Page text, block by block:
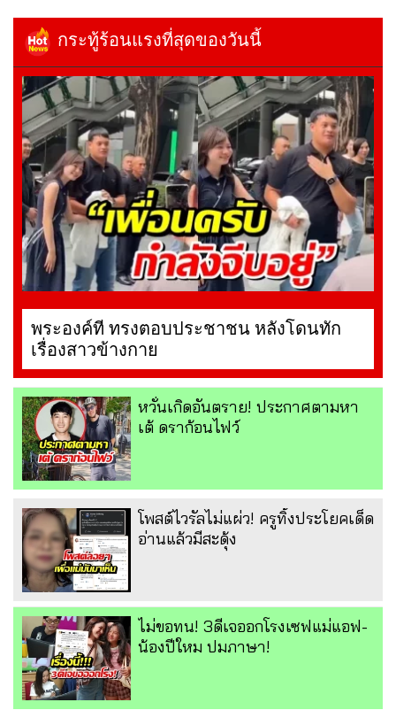
กระทู้ร้อนแรงที่สุดของวันนี้
พระองค์ที ทรงตอบประชาชน หลังโดนทัก
เรื่องสาวข้างกาย
หวั่นเกิดอันตราย! ประกาศตามหา
เต้ ดราก้อนไฟว์
โพสต์ไวรัลไม่แผ่ว! ครูทิ้งประโยคเด็ด
อ่านแล้วมีสะดุ้ง
ไม่ขอทน! 3ดีเจออกโรงเซฟแม่แอฟ-
น้องปีใหม ปมภาษา!